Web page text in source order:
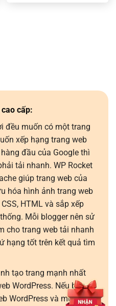
5 sao
cấp:
đều muốn có một trang
xếp hạng trang web
đầu của Google thì
tải nhanh. WP Rocket
giúp trang web của
hóa hình ảnh trang web
HTML và sắp xếp
Mỗi blogger nên sử
cho trang web tải nhanh
hạng tốt trên kết quả tìm
tạo trang mạnh nhất
WordPress. Nếu bạn
WordPress và muốn